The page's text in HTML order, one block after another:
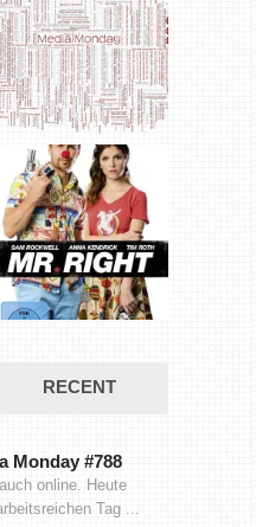
RECENT
Monday #788
online. Heute
Tag ...